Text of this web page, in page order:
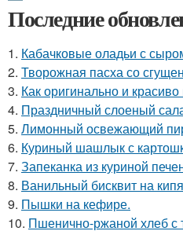
Последние
1. Кабачковые оладьи с
2. Творожная пасха со
3. Как оригинально и
4. Праздничный слоеный
5. Лимонный освежающий
6. Куриный шашлык с
7. Запеканка из куриной
8. Ванильный бисквит на
9. Пышки на кефире.
10. Пшенично-ржаной хлеб с